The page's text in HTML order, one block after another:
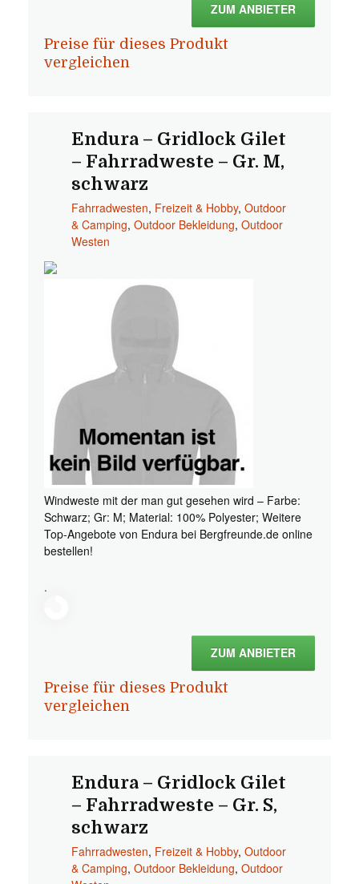
ZUM ANBIETER
Preise für dieses Produkt
vergleichen
Endura – Gridlock Gilet
– Fahrradweste – Gr. M,
schwarz
Fahrradwesten, Freizeit & Hobby, Outdoor
& Camping, Outdoor Bekleidung, Outdoor
Westen
Windweste mit der man gut gesehen wird – Farbe:
Schwarz; Gr: M; Material: 100% Polyester; Weitere
Top-Angebote von Endura bei Bergfreunde.de online
bestellen!
.
ZUM ANBIETER
Preise für dieses Produkt
vergleichen
Endura – Gridlock Gilet
– Fahrradweste – Gr. S,
schwarz
Fahrradwesten, Freizeit & Hobby, Outdoor
& Camping, Outdoor Bekleidung, Outdoor